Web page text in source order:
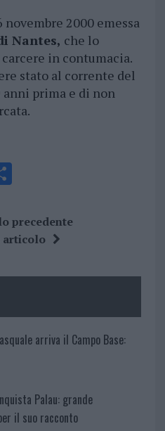
novembre 2000 emessa
Nantes, che lo
in contumacia.
stato al corrente del
anni prima e di non
S
a
re
precedente
articolo
arriva il Campo Base:
Palau: grande
il suo racconto